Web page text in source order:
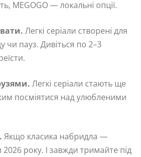
MEGOGO — локальні опції.
Легкі серіали створені для
чи пауз. Дивіться по 2–3
Легкі серіали стають ще
посміятися над улюбленими
Якщо класика набридла —
року. І завжди тримайте під